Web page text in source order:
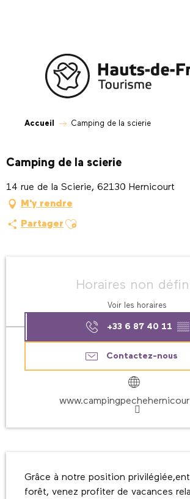
Accueil Camping de la scierie
Camping de la scierie
14 rue de la Scierie, 62130 Hernicourt
M'y rendre
Partager Ajouter aux favoris
Horaires non
Voir les horaires
+33 6 87 40 11 ▒▒
Contactez-nous
Grâce à notre position
forêt, venez profiter de vacances